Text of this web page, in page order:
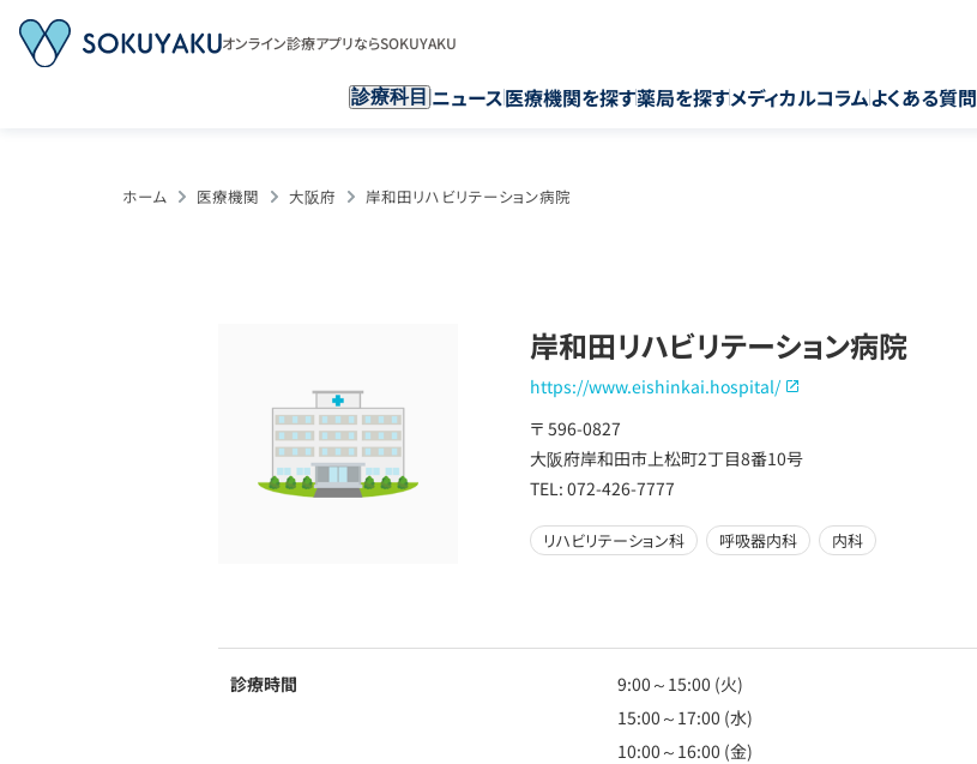
オンライン診療アプリならSOKUYAKU
診療科目 ニュース医療機関を探す薬局を探すメディカルコラムよくある質問
ホーム 医療機関 大阪府 岸和田リハビリテーション病院
岸和田リハビリテーション病院
https://www.eishinkai.hospital/
〒 596-0827
大阪府岸和田市上松町2丁目8番10号
TEL: 072-426-7777
リハビリテーション科 呼吸器内科 内科
診療時間
9:00～15:00 (火)
15:00～17:00 (水)
10:00～16:00 (金)